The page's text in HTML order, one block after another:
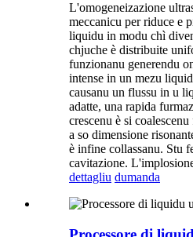
L'omogeneizazione
meccanicu per riduce e
liquidu in modu chì
chjuche è distribuite
funzionanu generendu
intense in un mezu
causanu un flussu in u
adatte, una rapida
crescenu è si
a so dimensione
è infine collassanu. Stu
cavitazione.
dettagliu dumanda